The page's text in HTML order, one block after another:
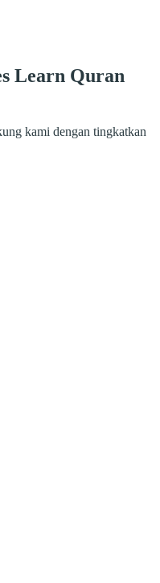
Learn Quran
kami dengan tingkatkan